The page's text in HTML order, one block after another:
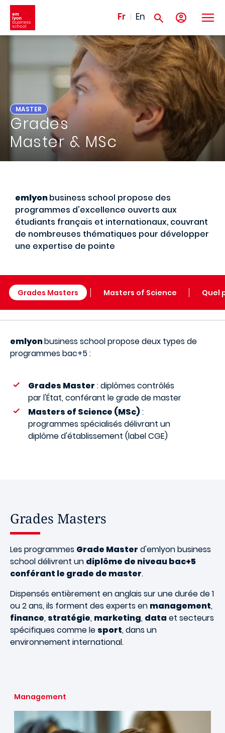
Aller au contenu principal
Fr En
MASTER
Grades
Master & MSc
emlyonbusiness school propose des
programmes d'excellence ouverts aux
étudiants français et internationaux, couvrant
de nombreuses thématiques pour développer
une expertise de pointe
Grades Masters Masters of Science Quel
emlyonbusiness school propose deux types de
programmes bac+5 :
Grades Master : diplômes contrôlés
par l'État, conférant le grade de master
Masters of Science (MSc):
programmes spécialisés délivrant un
diplôme d'établissement (label CGE)
Grades Masters
Les programmes Grade Master d'emlyon business
school délivrent un diplôme de niveau bac+5
conférant le grade de master.
Dispensés entièrement en anglais sur une durée de 1
ou 2 ans, ils forment des experts en management,
finance, stratégie, marketing, data et secteurs
spécifiques comme le sport, dans un
environnement international.
Management